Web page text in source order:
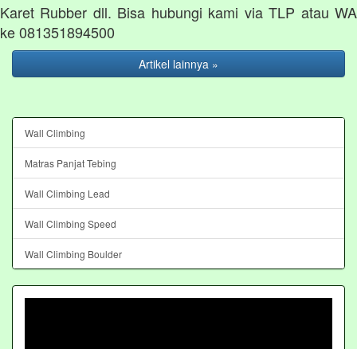
Karet Rubber dll. Bisa hubungi kami via TLP atau WA
ke 081351894500
Artikel lainnya »
Wall Climbing
Matras Panjat Tebing
Wall Climbing Lead
Wall Climbing Speed
Wall Climbing Boulder